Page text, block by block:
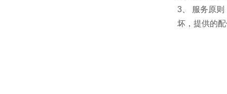
3、 服务原
坏，提供的